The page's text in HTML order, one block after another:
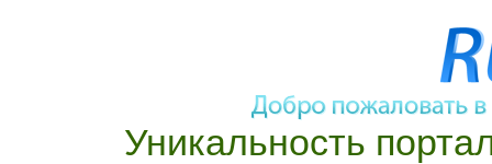
Уникальность